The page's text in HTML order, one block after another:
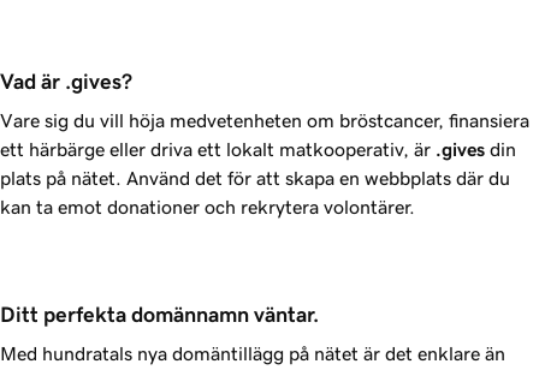
Vad är .gives?
Vare sig du vill höja medvetenheten om bröstcancer, finansiera
ett härbärge eller driva ett lokalt matkooperativ, är .gives din
plats på nätet. Använd det för att skapa en webbplats där du
kan ta emot donationer och rekrytera volontärer.
Ditt perfekta domännamn väntar.
Med hundratals nya domäntillägg på nätet är det enklare än